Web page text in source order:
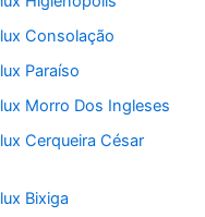
Consolação
Paraíso
Morro Dos Ingleses
Cerqueira César
Bixiga